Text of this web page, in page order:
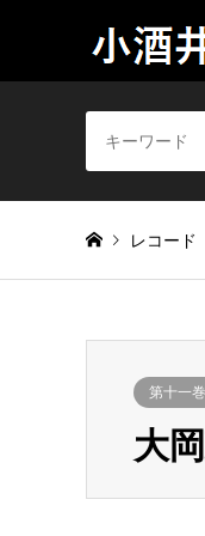
レコード
第十一
大